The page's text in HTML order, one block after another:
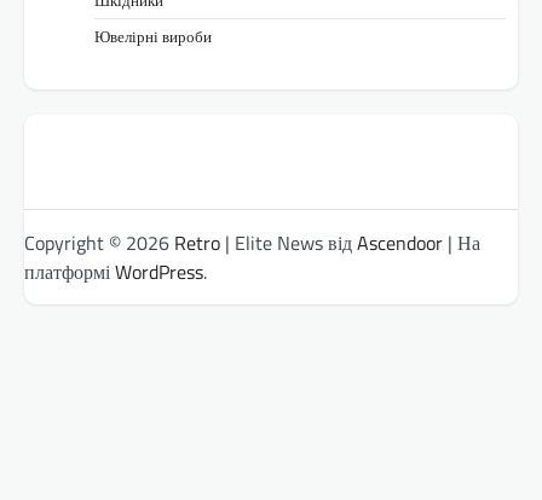
Ювелірні вироби
Copyright © 2026 Retro | Elite News відAscendoor | На
платформіWordPress.